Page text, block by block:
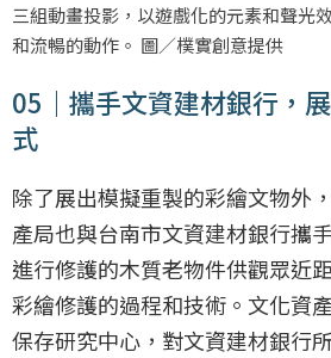
三組動畫投影，以遊戲化的元素和聲光
和流暢的動作。 圖／樸實創意提供
05｜攜手文資建材銀行，
式
除了展出模擬重製的彩繪文物外
產局也與台南市文資建材銀行攜
進行修護的木質老物件供觀眾近
彩繪修護的過程和技術。文化資
保存研究中心，對文資建材銀行